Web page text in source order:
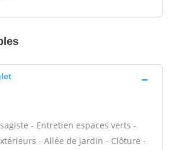
- Entretien espaces verts -
- Allée de jardin - Clôture -